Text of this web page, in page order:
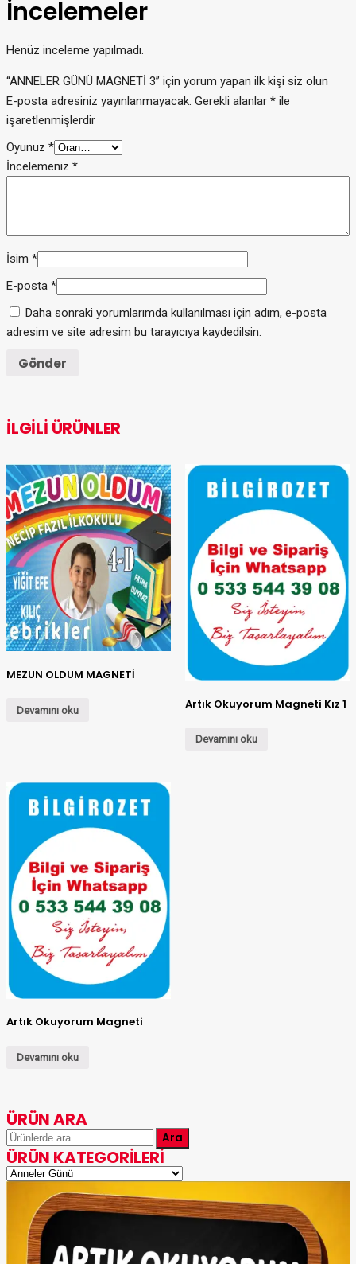
İncelemeler
Henüz inceleme yapılmadı.
“ANNELER GÜNÜ MAGNETİ 3” için yorum yapan ilk kişi siz olun
E-posta adresiniz yayınlanmayacak. Gerekli alanlar * ile
işaretlenmişlerdir
Oyunuz *
İncelemeniz *
İsim *
E-posta *
Daha sonraki yorumlarımda kullanılması için adım, e-posta
adresim ve site adresim bu tarayıcıya kaydedilsin.
İLGILI ÜRÜNLER
MEZUN OLDUM MAGNETİ
Devamını oku Artık Okuyorum Magneti Kız 1
Devamını oku
Artık Okuyorum Magneti
Devamını oku
ÜRÜN ARA
Ara: Ara
ÜRÜN KATEGORILERI